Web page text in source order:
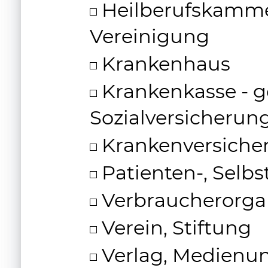
Vereinigung
Krankenhaus
Krankenkasse -
Patienten-,
Verein, Stiftung
Verlag,